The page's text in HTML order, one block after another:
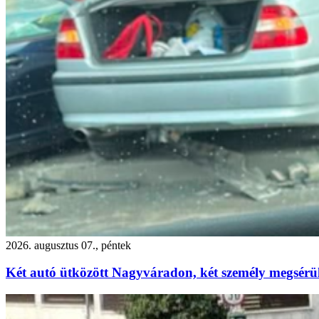
2026. augusztus 07., péntek
Két autó ütközött Nagyváradon, két személy